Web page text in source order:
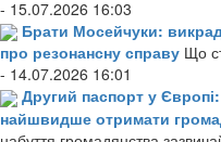
- 15.07.2026 16:03
Брати Мосейчуки:
про резонансну справу Що
- 14.07.2026 16:01
Другий паспорт у
найшвидше отримати